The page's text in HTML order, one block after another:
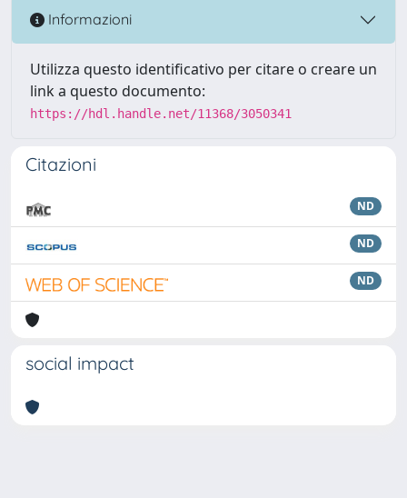
Informazioni
Utilizza questo identificativo per citare o creare un
link a questo documento:
https://hdl.handle.net/11368/3050341
Citazioni
ND
ND
ND
social impact